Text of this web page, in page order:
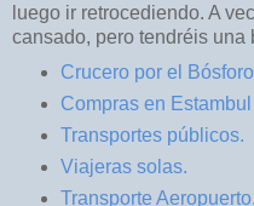
luego ir retrocediendo. A
cansado, pero tendréis una
Crucero por el Bósforo
Compras en Estambul
Transportes públicos.
Viajeras solas.
Transporte Aeropuerto.